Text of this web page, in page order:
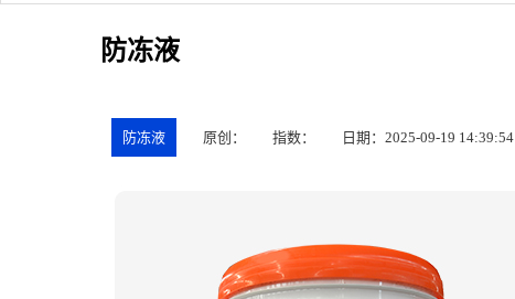
防冻液
防冻液 原创： 指数： 日期：2025-09-19 14:39:54